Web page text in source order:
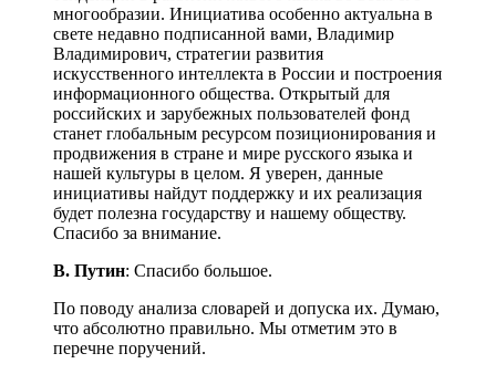
многообразии. Инициатива особенно актуальна в
свете недавно подписанной вами, Владимир
Владимирович, стратегии развития
искусственного интеллекта в России и построения
информационного общества. Открытый для
российских и зарубежных пользователей фонд
станет глобальным ресурсом позиционирования и
продвижения в стране и мире русского языка и
нашей культуры в целом. Я уверен, данные
инициативы найдут поддержку и их реализация
будет полезна государству и нашему обществу.
Спасибо за внимание.
В. Путин: Спасибо большое.
По поводу анализа словарей и допуска их. Думаю,
что абсолютно правильно. Мы отметим это в
перечне поручений.